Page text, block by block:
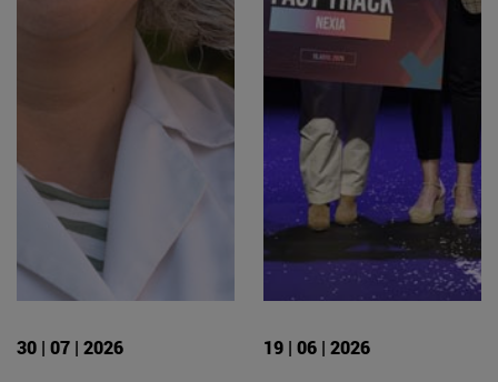
30 | 07 | 2026 19 | 06 | 2026